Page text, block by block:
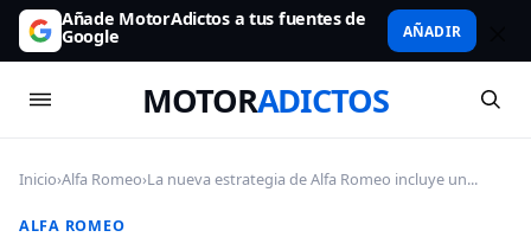
Añade MotorAdictos a tus fuentes de
Google AÑADIR
MOTORADICTOS
Inicio›Alfa Romeo›La nueva estrategia de Alfa Romeo incluye un...
ALFA ROMEO